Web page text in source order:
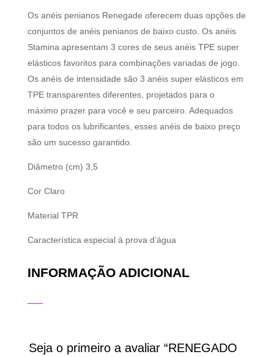
Os anéis penianos Renegade oferecem duas opções de
conjuntos de anéis penianos de baixo custo. Os anéis
Stamina apresentam 3 cores de seus anéis TPE super
elásticos favoritos para combinações variadas de jogo.
Os anéis de intensidade são 3 anéis super elásticos em
TPE transparentes diferentes, projetados para o
máximo prazer para você e seu parceiro. Adequados
para todos os lubrificantes, esses anéis de baixo preço
são um sucesso garantido.
Diâmetro (cm) 3,5
Cor Claro
Material TPR
Característica especial à prova d’água
INFORMAÇÃO ADICIONAL
Seja o primeiro a avaliar “RENEGADO